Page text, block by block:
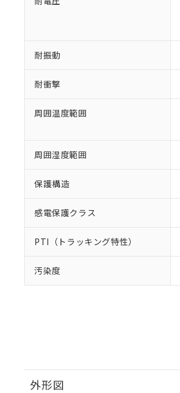
耐振動
耐衝撃
周囲温度範囲
周囲湿度範囲
保護構造
感電保護クラス
PTI（トラッキング特性）
汚染度
外形図